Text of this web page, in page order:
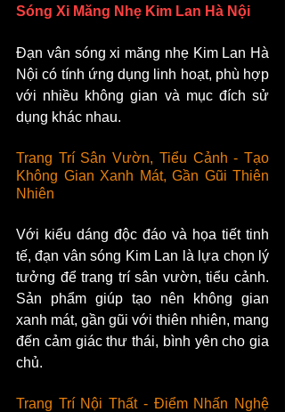
Sóng Xi Măng Nhẹ Kim Lan Hà Nội
Đạn vân sóng xi măng nhẹ Kim Lan Hà
Nội có tính ứng dụng linh hoạt, phù hợp
với nhiều không gian và mục đích sử
dụng khác nhau.
Trang Trí Sân Vườn, Tiểu Cảnh - Tạo
Không Gian Xanh Mát, Gần Gũi Thiên
Nhiên
Với kiểu dáng độc đáo và họa tiết tinh
tế, đạn vân sóng Kim Lan là lựa chọn lý
tưởng để trang trí sân vườn, tiểu cảnh.
Sản phẩm giúp tạo nên không gian
xanh mát, gần gũi với thiên nhiên, mang
đến cảm giác thư thái, bình yên cho gia
chủ.
Trang Trí Nội Thất - Điểm Nhấn Nghệ